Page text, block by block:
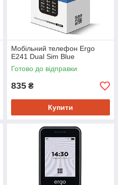
Мобiльний телефон Ergo
E241 Dual Sim Blue
Готово до відправки
835 ₴
Купити